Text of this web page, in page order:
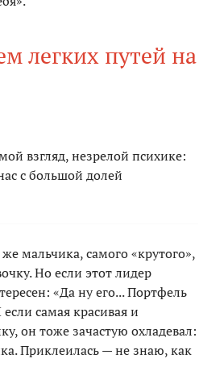
легких путей на
взгляд, незрелой психике:
с большой долей
мальчика, самого «крутого»,
Но если этот лидер
«Да ну его... Портфель
самая красивая и
он тоже зачастую охладевал:
Приклеилась — не знаю, как